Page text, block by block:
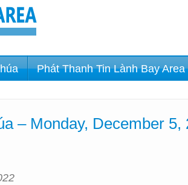
Phát Thanh Tin Lành Bay Area
– Monday, December 5,